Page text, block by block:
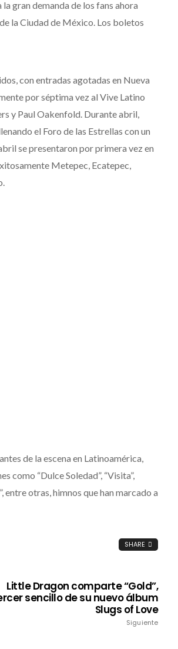
gran demanda de los fans ahora
la Ciudad de México. Los boletos
con entradas agotadas en Nueva
por séptima vez al Vive Latino
y Paul Oakenfold. Durante abril,
el Foro de las Estrellas con un
se presentaron por primera vez en
Metepec, Ecatepec,
de la escena en Latinoamérica,
como “Dulce Soledad”, “Visita”,
entre otras, himnos que han marcado a
SHARE
Little Dragon comparte “Gold”,
sencillo de su nuevo álbum
Slugs of Love
Siguiente